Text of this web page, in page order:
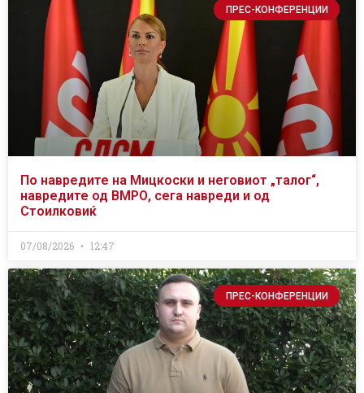
ПРЕС-КОНФЕРЕНЦИИ
По навредите на Мицкоски и неговиот „талог“,
навредите од ВМРО, сега навреди и од
Стоилковиќ
07/08/2026 12:47
ПРЕС-КОНФЕРЕНЦИИ